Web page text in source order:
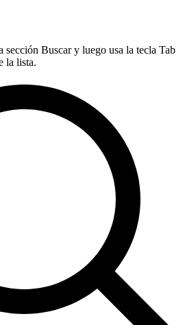
sección Buscar y luego usa la tecla Tab
la lista.